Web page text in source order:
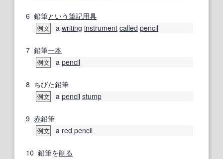
6 鉛筆という筆記用具
例文 a writing instrument called pencil
7 鉛筆一本
例文 a pencil
8 ちびた鉛筆
例文 a pencil stump
9 赤鉛筆
例文 a red pencil
10 鉛筆を削る